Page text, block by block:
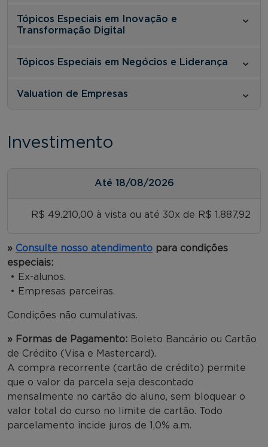
Tópicos Especiais em Inovação e
Transformação Digital
Tópicos Especiais em Negócios e Liderança
Valuation de Empresas
Investimento
Até 18/08/2026
R$ 49.210,00 à vista ou até 30x de R$ 1.887,92
» Consulte nosso atendimento para condições
especiais:
• Ex-alunos.
• Empresas parceiras.
Condições não cumulativas.
» Formas de Pagamento: Boleto Bancário ou Cartão
de Crédito (Visa e Mastercard).
A compra recorrente (cartão de crédito) permite
que o valor da parcela seja descontado
mensalmente no cartão do aluno, sem bloquear o
valor total do curso no limite de cartão. Todo
parcelamento incide juros de 1,0% a.m.